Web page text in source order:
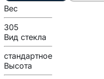
Вес
305
Вид стекла
стандартное
Высота